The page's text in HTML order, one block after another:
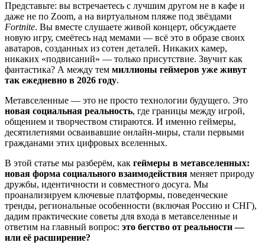
Представьте: вы встречаетесь с лучшим другом не в кафе и
даже не по Zoom, а на виртуальном пляже под звёздами
Fortnite. Вы вместе слушаете живой концерт, обсуждаете
новую игру, смеётесь над мемами — всё это в образе своих
аватаров, созданных из сотен деталей. Никаких камер,
никаких «подвисаний» — только присутствие. Звучит как
фантастика? А между тем миллионы геймеров уже живут
так ежедневно в 2026 году.
Метавселенные — это не просто технологии будущего. Это
новая социальная реальность, где границы между игрой,
общением и творчеством стираются. И именно геймеры,
десятилетиями осваивавшие онлайн-миры, стали первыми
гражданами этих цифровых вселенных.
В этой статье мы разберём, как геймеры в метавселенных:
новая форма социального взаимодействия меняет природу
дружбы, идентичности и совместного досуга. Мы
проанализируем ключевые платформы, поведенческие
тренды, региональные особенности (включая Россию и СНГ),
дадим практические советы для входа в метавселенные и
ответим на главный вопрос: это бегство от реальности —
или её расширение?